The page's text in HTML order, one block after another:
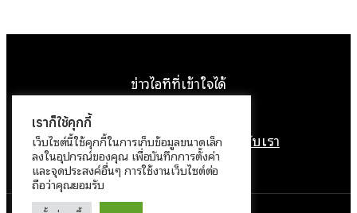
ข่าวไอทีที่เข้าใจได้
หน้าแรกติดต่อเราลิขสิทธิ์เกี่ยวกับเรา
นโยบายข้อมูลส่วนบุคคล
เราก็ใช้คุกกี้
เว็บไซต์นี้ใช้คุกกี้ในการเก็บข้อมูลขนาดเล็ก
ลงในอุปกรณ์ของคุณ เพื่อบันทึกการตั้งค่า
และจุดประสงค์อื่นๆ การใช้งานเว็บไซต์ต่อ
ถือว่าคุณยอมรับ